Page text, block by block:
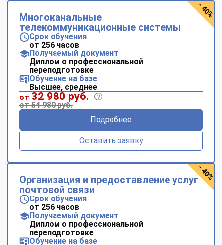
Многоканальные
телекоммуникационные системы
Срок обучения
от 256 часов
Получаемый документ
Диплом о профессиональной
переподготовке
Обучение на базе
Высшее, среднее
от 32 980 руб.
от 54 980 руб.
Подробнее
Оставить заявку
- 40%
Организация и предоставление услуг
почтовой связи
Срок обучения
от 256 часов
Получаемый документ
Диплом о профессиональной
переподготовке
Обучение на базе
- 40%